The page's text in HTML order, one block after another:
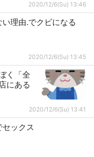
2020/12/6(Su) 13:46
い理由.でクビになる
2020/12/6(Su) 13:45
く「全
にある
2020/12/6(Su) 13:41
セックス